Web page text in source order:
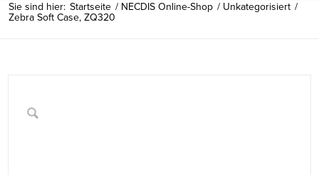
Sie sind hier: Startseite / NECDIS Online-Shop / Unkategorisiert /
Zebra Soft Case, ZQ320